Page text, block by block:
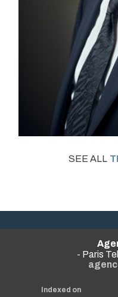
SEE ALL
- Paris
Indexed on